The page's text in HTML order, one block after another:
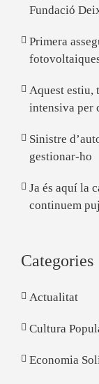
Fundació
Primera
Aquest estiu,
intensiva per
Sinistre
gestionar-ho
Ja és aquí la
continuem
Categories
Actualitat
Cultura
Economia